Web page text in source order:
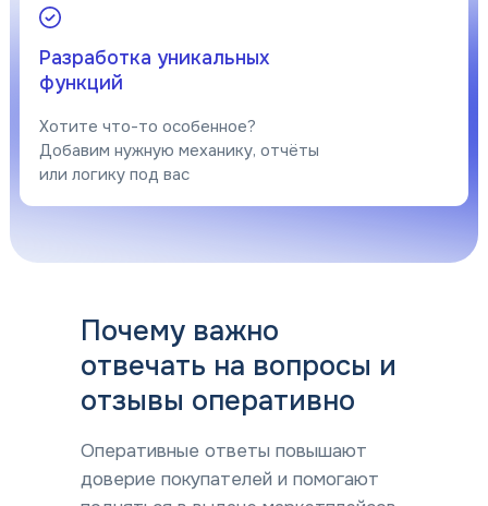
Хотите что-то особенное?
Добавим нужную механику, отчёты
или логику под вас
Разработка уникальных
функций
Почему важно
отвечать на вопросы и
отзывы оперативно
Оперативные ответы повышают
доверие покупателей и помогают